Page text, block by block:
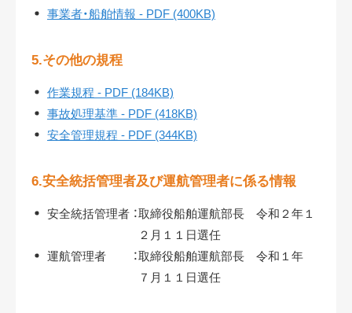
事業者・船舶情報 - PDF (400KB)
5.その他の規程
作業規程 - PDF (184KB)
事故処理基準 - PDF (418KB)
安全管理規程 - PDF (344KB)
6.安全統括管理者及び運航管理者に係る情報
安全統括管理者 ：取締役船舶運航部長 令和２年１
２月１１日選任
運航管理者 ：取締役船舶運航部長 令和１年
７月１１日選任